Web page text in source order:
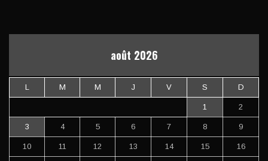
août 2026
L M M J V S D
1 2
3 4 5 6 7 8 9
10 11 12 13 14 15 16